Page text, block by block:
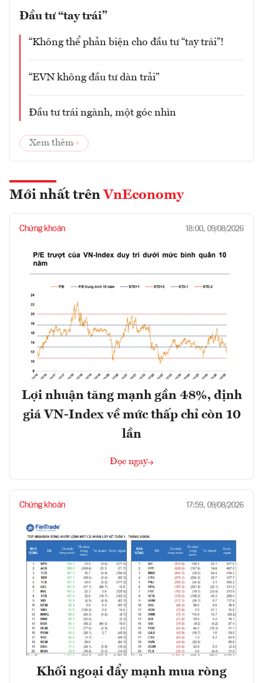
Đầu tư “tay trái”
“Không thể phản biện cho đầu tư “tay trái”!
“EVN không đầu tư dàn trải”
Đầu tư trái ngành, một góc nhìn
Xem thêm
Mới nhất trên VnEconomy
Chứng khoán 18:00, 09/08/2026
Lợi nhuận tăng mạnh gần 48%, định
giá VN-Index về mức thấp chỉ còn 10
lần
Đọc ngay
Chứng khoán 17:59, 09/08/2026
Khối ngoại đẩy mạnh mua ròng